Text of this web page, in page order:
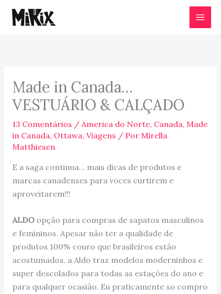
para
Made in Canada…
VESTUÁRIO & CALÇADO
13 Comentários / America do Norte, Canada, Made
in Canada, Ottawa, Viagens / Por Mirella
Matthiesen
E a saga continua… mais dicas de produtos e
marcas canadenses para voces curtirem e
aproveitarem!!!
ALDOopção para compras de sapatos masculinos
e femininos. Apesar não ter a qualidade de
produtos 100% couro que brasileiros estão
acostumados. a Aldo traz modelos moderninhos e
super descolados para todas as estações do ano e
para qualquer ocasião. Eu praticamente so compro